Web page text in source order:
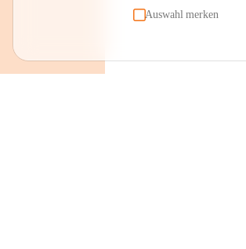
Auswahl merken